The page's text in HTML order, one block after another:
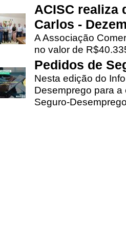
ACISC realiza
Carlos -
A Associação
no valor de
Pedidos de
Nesta edição do
Desemprego para
Seguro-